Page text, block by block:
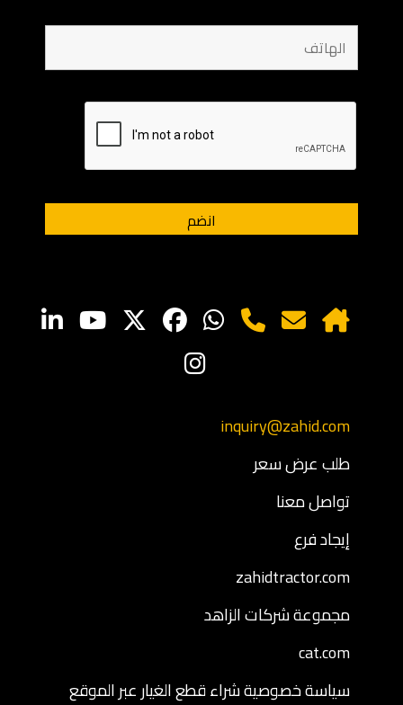
inquiry@zahid.com
طلب عرض سعر
تواصل معنا
إيجاد فرع
zahidtractor.com
مجموعة شركات الزاهد
cat.com
سياسة خصوصية شراء قطع الغيار عبر الموقع